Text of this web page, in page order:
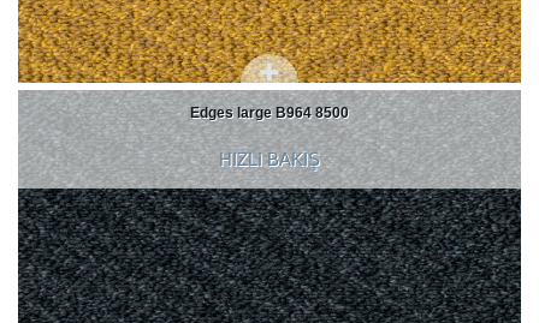
Edges large B964 8500
HIZLI BAKIŞ